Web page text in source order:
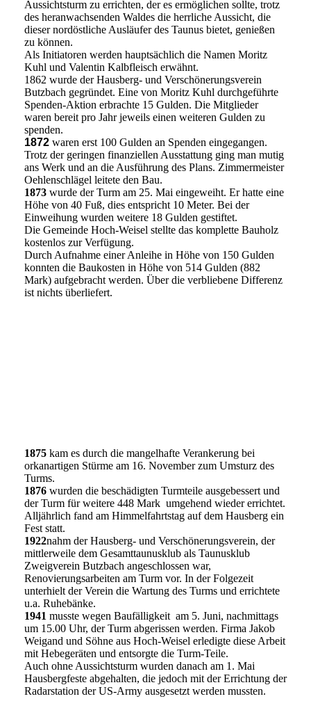
Aussichtsturm zu errichten, der es ermöglichen sollte, trotz
des heranwachsenden Waldes die herrliche Aussicht, die
dieser nordöstliche Ausläufer des Taunus bietet, genießen
zu können.
Als Initiatoren werden hauptsächlich die Namen Moritz
Kuhl und Valentin Kalbfleisch erwähnt.
1862 wurde der Hausberg- und Verschönerungsverein
Butzbach gegründet. Eine von Moritz Kuhl durchgeführte
Spenden-Aktion erbrachte 15 Gulden. Die Mitglieder
waren bereit pro Jahr jeweils einen weiteren Gulden zu
spenden.
1872 waren erst 100 Gulden an Spenden eingegangen.
Trotz der geringen finanziellen Ausstattung ging man mutig
ans Werk und an die Ausführung des Plans. Zimmermeister
Oehlenschlägel leitete den Bau.
1873 wurde der Turm am 25. Mai eingeweiht. Er hatte eine
Höhe von 40 Fuß, dies entspricht 10 Meter. Bei der
Einweihung wurden weitere 18 Gulden gestiftet.
Die Gemeinde Hoch-Weisel stellte das komplette Bauholz
kostenlos zur Verfügung.
Durch Aufnahme einer Anleihe in Höhe von 150 Gulden
konnten die Baukosten in Höhe von 514 Gulden (882
Mark) aufgebracht werden. Über die verbliebene Differenz
ist nichts überliefert.
1875 kam es durch die mangelhafte Verankerung bei
orkanartigen Stürme am 16. November zum Umsturz des
Turms.
1876 wurden die beschädigten Turmteile ausgebessert und
der Turm für weitere 448 Mark umgehend wieder errichtet.
Alljährlich fand am Himmelfahrtstag auf dem Hausberg ein
Fest statt.
1922nahm der Hausberg- und Verschönerungsverein, der
mittlerweile dem Gesamttaunusklub als Taunusklub
Zweigverein Butzbach angeschlossen war,
Renovierungsarbeiten am Turm vor. In der Folgezeit
unterhielt der Verein die Wartung des Turms und errichtete
u.a. Ruhebänke.
1941 musste wegen Baufälligkeit am 5. Juni, nachmittags
um 15.00 Uhr, der Turm abgerissen werden. Firma Jakob
Weigand und Söhne aus Hoch-Weisel erledigte diese Arbeit
mit Hebegeräten und entsorgte die Turm-Teile.
Auch ohne Aussichtsturm wurden danach am 1. Mai
Hausbergfeste abgehalten, die jedoch mit der Errichtung der
Radarstation der US-Army ausgesetzt werden mussten.